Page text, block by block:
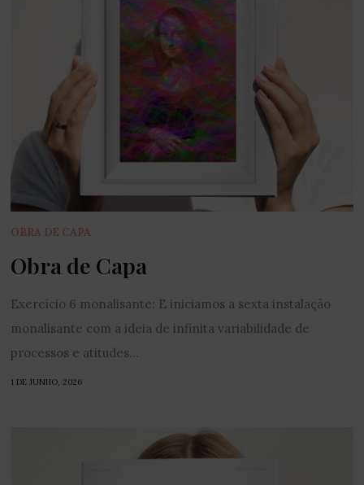
OBRA DE CAPA
Obra de Capa
Exercício 6 monalisante: E iniciamos a sexta instalação
monalisante com a ideia de infinita variabilidade de
processos e atitudes...
1 DE JUNHO, 2026